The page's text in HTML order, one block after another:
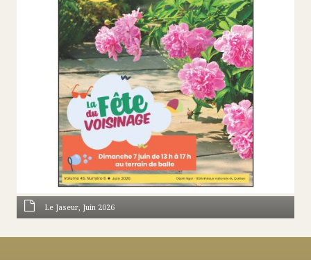
Le Jaseur, Juin 2026